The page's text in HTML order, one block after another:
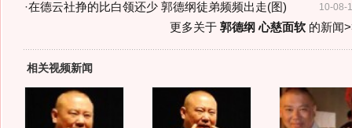
10-08-
·在德云社挣的比白领还少 郭德纲徒弟频频出走(图)
更多关于 郭德纲 心慈面软的新闻
相关视频新闻